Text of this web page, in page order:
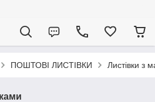
ПОШТОВІ ЛИСТІВКИ Листівки з